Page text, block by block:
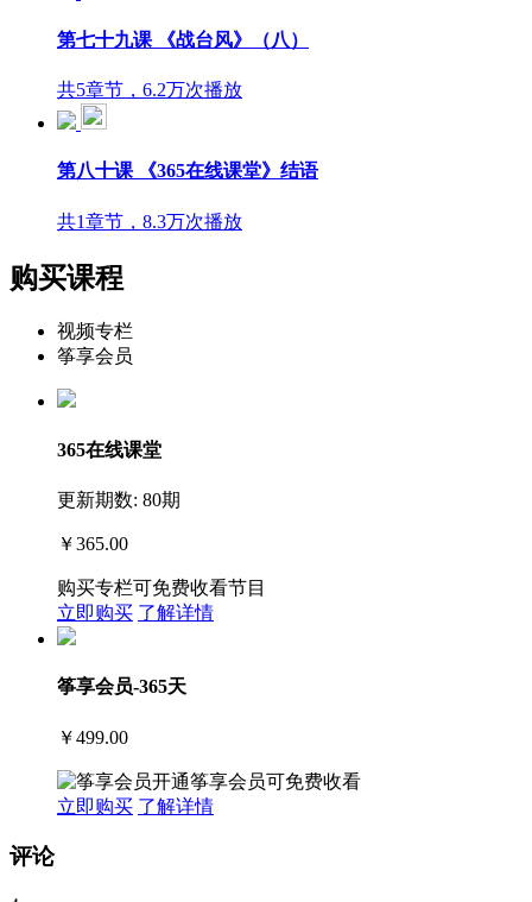
第七十九课 《战台风》（八）
共5章节，6.2万次播放
第八十课 《365在线课堂》结语
共1章节，8.3万次播放
购买课程
视频专栏
筝享会员
365在线课堂
更新期数: 80期
￥365.00
购买专栏可免费收看节目
立即购买 了解详情
筝享会员-365天
￥499.00
开通筝享会员可免费收看
立即购买 了解详情
评论